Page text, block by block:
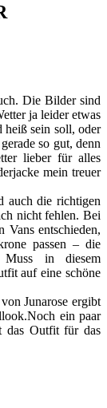
Die Bilder sind
ja leider etwas
heiß sein soll, oder
so gut, denn
lieber für alles
mein treuer
auch die richtigen
nicht fehlen. Bei
entschieden,
passen – die
in diesem
auf eine schöne
Junarose ergibt
ein paar
das Outfit für das